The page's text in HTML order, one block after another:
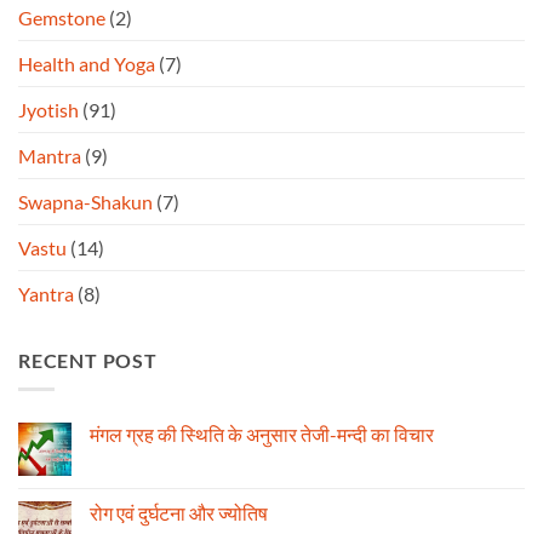
Gemstone (2)
Health and Yoga (7)
Jyotish (91)
Mantra (9)
Swapna-Shakun (7)
Vastu (14)
Yantra (8)
RECENT POST
मंगल ग्रह की स्थिति के अनुसार तेजी-मन्दी का विचार
मंगल
ग्रह
रोग एवं दुर्घटना और ज्योतिष